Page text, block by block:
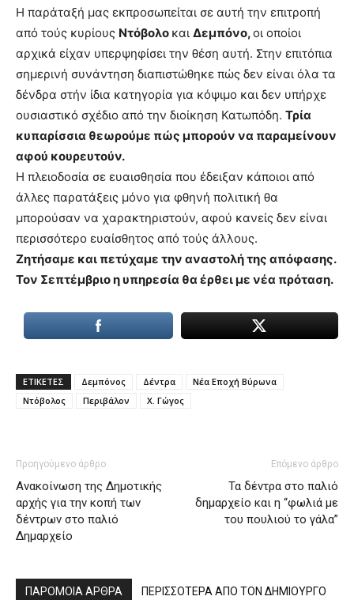
Η παράταξή μας εκπροσωπείται σε αυτή την επιτροπή
από τούς κυρίους Ντόβολο και Δεμπόνο,οι οποίοι
αρχικά είχαν υπερψηφίσει την θέση αυτή. Στην επιτόπια
σημερινή συνάντηση διαπιστώθηκε πώς δεν είναι όλα τα
δένδρα στήν ίδια κατηγορία για κόψιμο και δεν υπήρχε
ουσιαστικό σχέδιο από την διοίκηση Κατωπόδη. Τρία
κυπαρίσσια θεωρούμε πώς μπορούν να παραμείνουν
αφού κουρευτούν.
Η πλειοδοσία σε ευαισθησία που έδειξαν κάποιοι από
άλλες παρατάξεις μόνο για φθηνή πολιτική θα
μπορούσαν να χαρακτηριστούν, αφού κανείς δεν είναι
περισσότερο ευαίσθητος από τούς άλλους.
Ζητήσαμε και πετύχαμε την αναστολή της απόφασης.
Τον Σεπτέμβριο η υπηρεσία θα έρθει με νέα πρόταση.
ΕΤΙΚΕΤΕΣ Δεμπόνος Δέντρα
Νέα Εποχή Βύρωνα
Ντόβολος
Περιβάλον Χ. Γώγος
Προηγούμενο άρθρο
Ανακοίνωση της Δημοτικής
αρχής για την κοπή των
δέντρων στο παλιό
Δημαρχείο
Επόμενο άρθρο
Τα δέντρα στο παλιό
δημαρχείο και η “φωλιά με
του πουλιού το γάλα”
ΠΑΡΟΜΟΙΑ ΑΡΘΡΑ ΠΕΡΙΣΣΟΤΕΡΑ ΑΠΟ ΤΟΝ ΔΗΜΙΟΥΡΓΟ